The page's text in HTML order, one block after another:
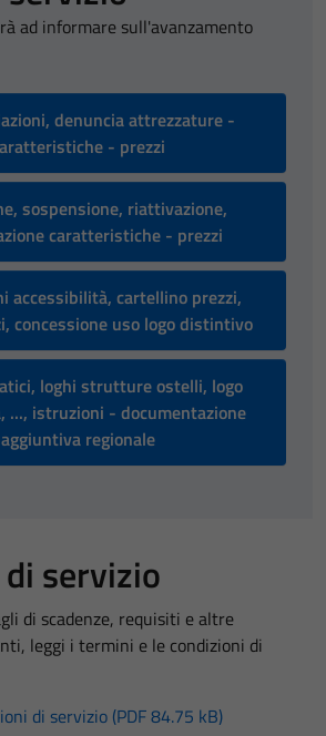
ad informare sull'avanzamento
denuncia attrezzature -
- prezzi
sospensione, riattivazione,
caratteristiche - prezzi
accessibilità, cartellino prezzi,
concessione uso logo distintivo
loghi strutture ostelli, logo
..., istruzioni - documentazione
aggiuntiva regionale
servizio
di scadenze, requisiti e altre
leggi i termini e le condizioni di
di servizio (PDF 84.75 kB)